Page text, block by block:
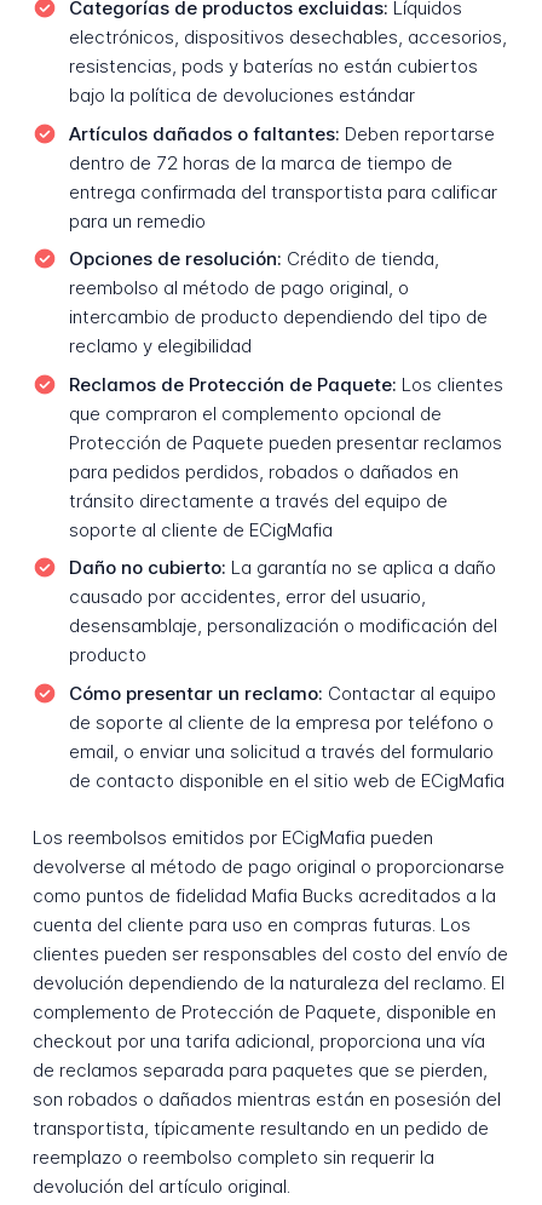
Categorías de productos excluidas: Líquidos
electrónicos, dispositivos desechables, accesorios,
resistencias, pods y baterías no están cubiertos
bajo la política de devoluciones estándar
Artículos dañados o faltantes: Deben reportarse
dentro de 72 horas de la marca de tiempo de
entrega confirmada del transportista para calificar
para un remedio
Opciones de resolución: Crédito de tienda,
reembolso al método de pago original, o
intercambio de producto dependiendo del tipo de
reclamo y elegibilidad
Reclamos de Protección de Paquete: Los clientes
que compraron el complemento opcional de
Protección de Paquete pueden presentar reclamos
para pedidos perdidos, robados o dañados en
tránsito directamente a través del equipo de
soporte al cliente de ECigMafia
Daño no cubierto: La garantía no se aplica a daño
causado por accidentes, error del usuario,
desensamblaje, personalización o modificación del
producto
Cómo presentar un reclamo: Contactar al equipo
de soporte al cliente de la empresa por teléfono o
email, o enviar una solicitud a través del formulario
de contacto disponible en el sitio web de ECigMafia
Los reembolsos emitidos por ECigMafia pueden
devolverse al método de pago original o proporcionarse
como puntos de fidelidad Mafia Bucks acreditados a la
cuenta del cliente para uso en compras futuras. Los
clientes pueden ser responsables del costo del envío de
devolución dependiendo de la naturaleza del reclamo. El
complemento de Protección de Paquete, disponible en
checkout por una tarifa adicional, proporciona una vía
de reclamos separada para paquetes que se pierden,
son robados o dañados mientras están en posesión del
transportista, típicamente resultando en un pedido de
reemplazo o reembolso completo sin requerir la
devolución del artículo original.